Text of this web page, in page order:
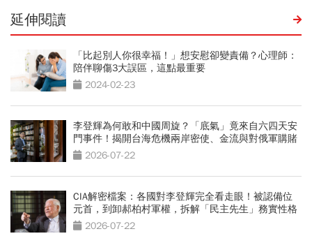
延伸閱讀
「比起別人你很幸福！」想安慰卻變責備？心理師：
陪伴聊傷3大誤區，這點最重要
2024-02-23
李登輝為何敢和中國周旋？「底氣」竟來自六四天安
門事件！揭開台海危機兩岸密使、金流與對俄軍購賭
局 2026-07-22
CIA解密檔案：各國對李登輝完全看走眼！被認備位
元首，到卸郝柏村軍權，拆解「民主先生」務實性格
2026-07-22